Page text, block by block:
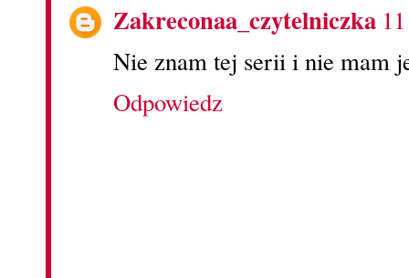
Zakreconaa_czytelniczka
Nie znam tej serii i nie mam
Odpowiedz